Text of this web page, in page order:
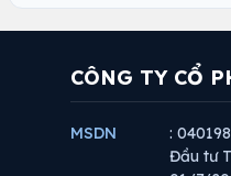
CÔNG TY CỔ
MSDN
:
Đầu tư